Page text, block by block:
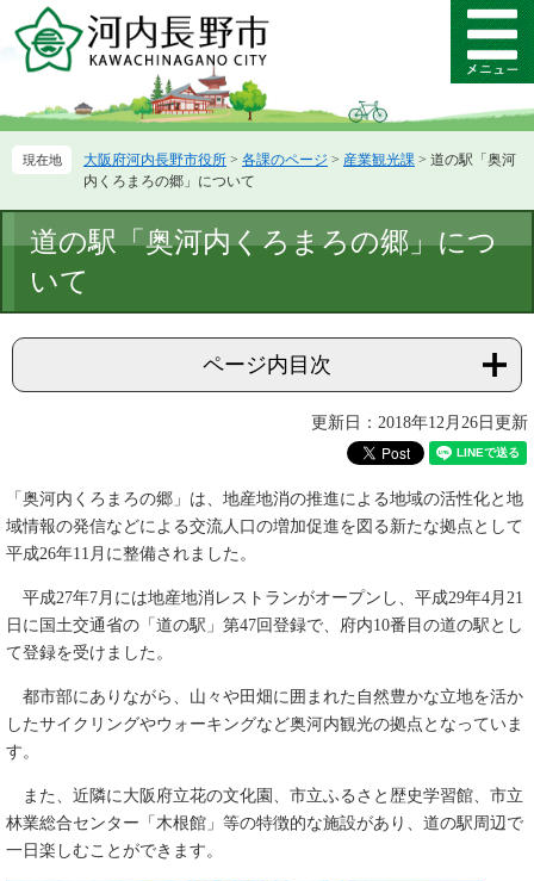
ー
先
ニ
を
て
メ
ニ
ー
大阪府河内長野市役所 > 各課のページ > 産業観光課 > 道の駅「奥河
内くろまろの郷」について
文
道の駅「奥河内くろまろの郷」につ
いて
ページ内目次
更新日：2018年12月26日更新
「奥河内くろまろの郷」は、地産地消の推進による地域の活性化と地
域情報の発信などによる交流人口の増加促進を図る新たな拠点として
平成26年11月に整備されました。
平成27年7月には地産地消レストランがオープンし、平成29年4月21
日に国土交通省の「道の駅」第47回登録で、府内10番目の道の駅とし
て登録を受けました。
都市部にありながら、山々や田畑に囲まれた自然豊かな立地を活か
したサイクリングやウォーキングなど奥河内観光の拠点となっていま
す。
また、近隣に大阪府立花の文化園、市立ふるさと歴史学習館、市立
林業総合センター「木根館」等の特徴的な施設があり、道の駅周辺で
一日楽しむことができます。